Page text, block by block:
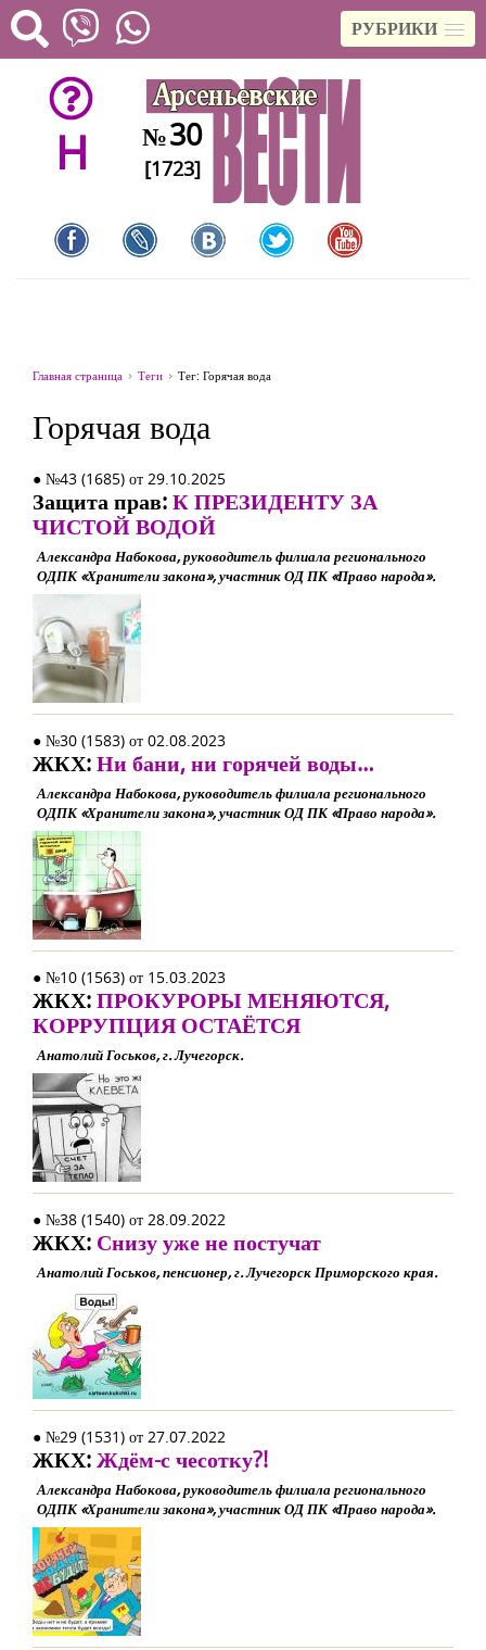
РУБРИКИ
H №30
[1723]
Главная страница Теги Тег: Горячая вода
Горячая вода
● №43 (1685) от 29.10.2025
Защита прав:К ПРЕЗИДЕНТУ ЗА
ЧИСТОЙ ВОДОЙ
Александра Набокова, руководитель филиала регионального
ОДПК «Хранители закона», участник ОД ПК «Право народа».
● №30 (1583) от 02.08.2023
ЖКХ:Ни бани, ни горячей воды…
Александра Набокова, руководитель филиала регионального
ОДПК «Хранители закона», участник ОД ПК «Право народа».
● №10 (1563) от 15.03.2023
ЖКХ:ПРОКУРОРЫ МЕНЯЮТСЯ,
КОРРУПЦИЯ ОСТАЁТСЯ
Анатолий Госьков, г. Лучегорск.
● №38 (1540) от 28.09.2022
ЖКХ: Снизу уже не постучат
Анатолий Госьков, пенсионер, г. Лучегорск Приморского края.
● №29 (1531) от 27.07.2022
ЖКХ:Ждём-с чесотку?!
Александра Набокова, руководитель филиала регионального
ОДПК «Хранители закона», участник ОД ПК «Право народа».